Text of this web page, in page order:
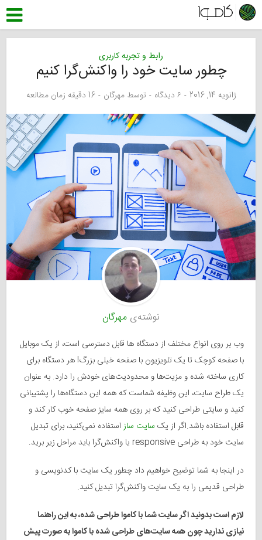
رابط و تجربه کاربری
چطور سایت خود را واکنش‌گرا کنیم
ژانویه 14, 2016 ۶ دیدگاه توسطمهرگان 16 دقیقه زمان مطالعه
نوشته‌ی مهرگان
وب بر روی انواع مختلف از دستگاه ها قابل دسترسی است، از یک موبایل
با صفحه کوچک تا یک تلویزیون با صفحه خیلی بزرگ! هر دستگاه برای
کاری ساخته شده و مزیت‌ها و محدودیت‌های خودش را دارد. به عنوان
یک طراح سایت، این وظیفه شماست که همه این دستگاه‌ها را پشتیبانی
کنید و سایتی طراحی کنید که بر روی همه سایز صفحه خوب کار کند و
قابل استفاده باشد.اگر از یک سایت ساز استفاده نمی‌کنید، برای تبدیل
سایت خود به طراحی responsive یا واکنش‌گرا باید مراحل زیر برید.
در اینجا به شما توضیح خواهیم داد چطور یک سایت با کدنویسی و
طراحی قدیمی را به یک سایت واکنش‌گرا تبدیل کنید.
لازم است بدونید اگر سایت شما با کاموا طراحی شده، به این راهنما
نیازی ندارید چون همه سایت‌های طراحی شده با کاموا به صورت پیش